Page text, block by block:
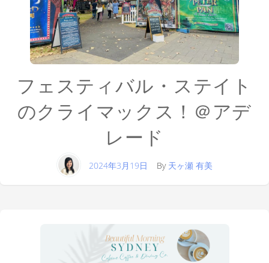
フェスティバル・ステイト
のクライマックス！＠アデ
レード
2024年3月19日 By 天ヶ瀬 有美